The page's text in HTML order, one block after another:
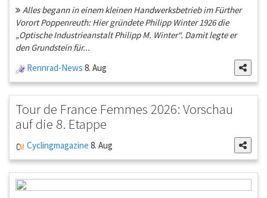
Alles begann in einem kleinen Handwerksbetrieb im Fürther
Vorort Poppenreuth: Hier gründete Philipp Winter 1926 die
„Optische Industrieanstalt Philipp M. Winter“. Damit legte er
den Grundstein für...
Rennrad-News 8. Aug
Tour de France Femmes 2026: Vorschau
auf die 8. Etappe
Cyclingmagazine 8. Aug